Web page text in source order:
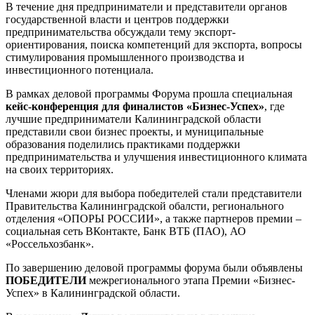
В течение дня предприниматели и представители органов
государственной власти и центров поддержки
предпринимательства обсуждали тему экспорт-
ориентирования, поиска компетенций для экспорта, вопросы
стимулирования промышленного производства и
инвестиционного потенциала.
В рамках деловой программы Форума прошла специальная
кейс-конференция для финалистов «Бизнес-Успех», где
лучшие предприниматели Калининградской области
представили свои бизнес проекты, и муниципальные
образования поделились практиками поддержки
предпринимательства и улучшения инвестиционного климата
на своих территориях.
Членами жюри для выбора победителей стали представители
Правительства Калининградской обалсти, регионального
отделения «ОПОРЫ РОССИИ», а также партнеров премии –
социальная сеть ВКонтакте, Банк ВТБ (ПАО), АО
«Россельхозбанк».
По завершению деловой программы форума были объявлены
ПОБЕДИТЕЛИмежрегионального этапа Премии «Бизнес-
Успех» в Калининградской области.